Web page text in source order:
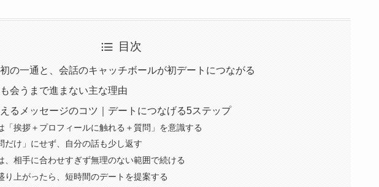
目次
の一通と、会話のキャッチボールが初デートにつながる
会うまで進まない主な理由
るメッセージのコツ｜デートにつなげる5ステップ
「挨拶＋プロフィールに触れる＋質問」を意識する
だけ」にせず、自分の話も少し返す
、相手に合わせすぎず無理のない範囲で続ける
り上がったら、短時間のデートを提案する